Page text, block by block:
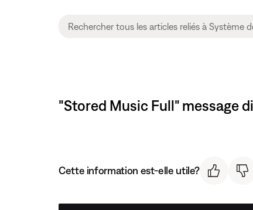
"Stored Music Full" message
Cette information est-elle utile?